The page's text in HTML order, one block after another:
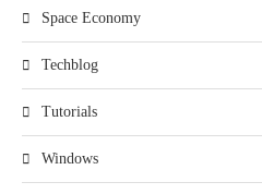
Space Economy
Techblog
Tutorials
Windows